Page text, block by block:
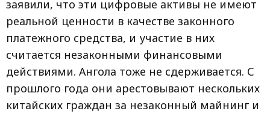
заявили, что эти цифровые активы не имеют
реальной ценности в качестве законного
платежного средства, и участие в них
считается незаконными финансовыми
действиями. Ангола тоже не сдерживается. С
прошлого года они арестовывают нескольких
китайских граждан за незаконный майнинг и